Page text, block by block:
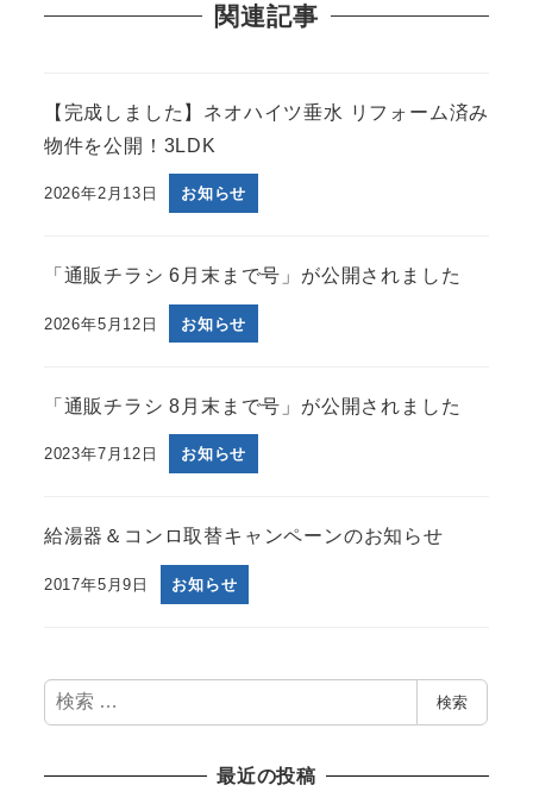
関連記事
【完成しました】ネオハイツ垂水 リフォーム済み
物件を公開！3LDK
2026年2月13日 お知らせ
「通販チラシ 6月末まで号」が公開されました
2026年5月12日 お知らせ
「通販チラシ 8月末まで号」が公開されました
2023年7月12日 お知らせ
給湯器＆コンロ取替キャンペーンのお知らせ
2017年5月9日 お知らせ
検
索
検索
最近の投稿